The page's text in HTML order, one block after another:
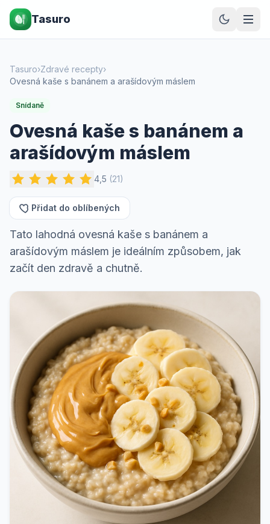
Tasuro
Tasuro›Zdravé recepty›
Ovesná kaše s banánem a arašídovým máslem
Snídaně
Ovesná kaše s banánem a
arašídovým máslem
4,5 (21)
Přidat do oblíbených
Tato lahodná ovesná kaše s banánem a
arašídovým máslem je ideálním způsobem, jak
začít den zdravě a chutně.